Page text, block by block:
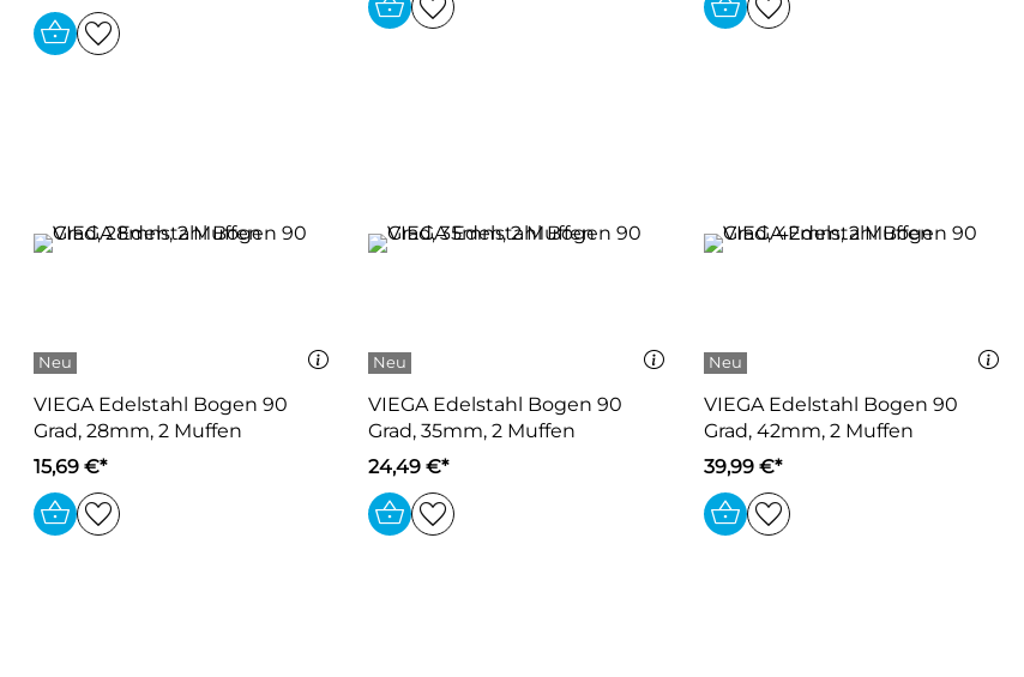
VIEGA Edelstahl Bogen 90
Grad, 28mm, 2 Muffen
15,69 €*
VIEGA Edelstahl Bogen 90
Grad, 35mm, 2 Muffen
24,49 €*
VIEGA Edelstahl Bogen 90
Grad, 42mm, 2 Muffen
39,99 €*